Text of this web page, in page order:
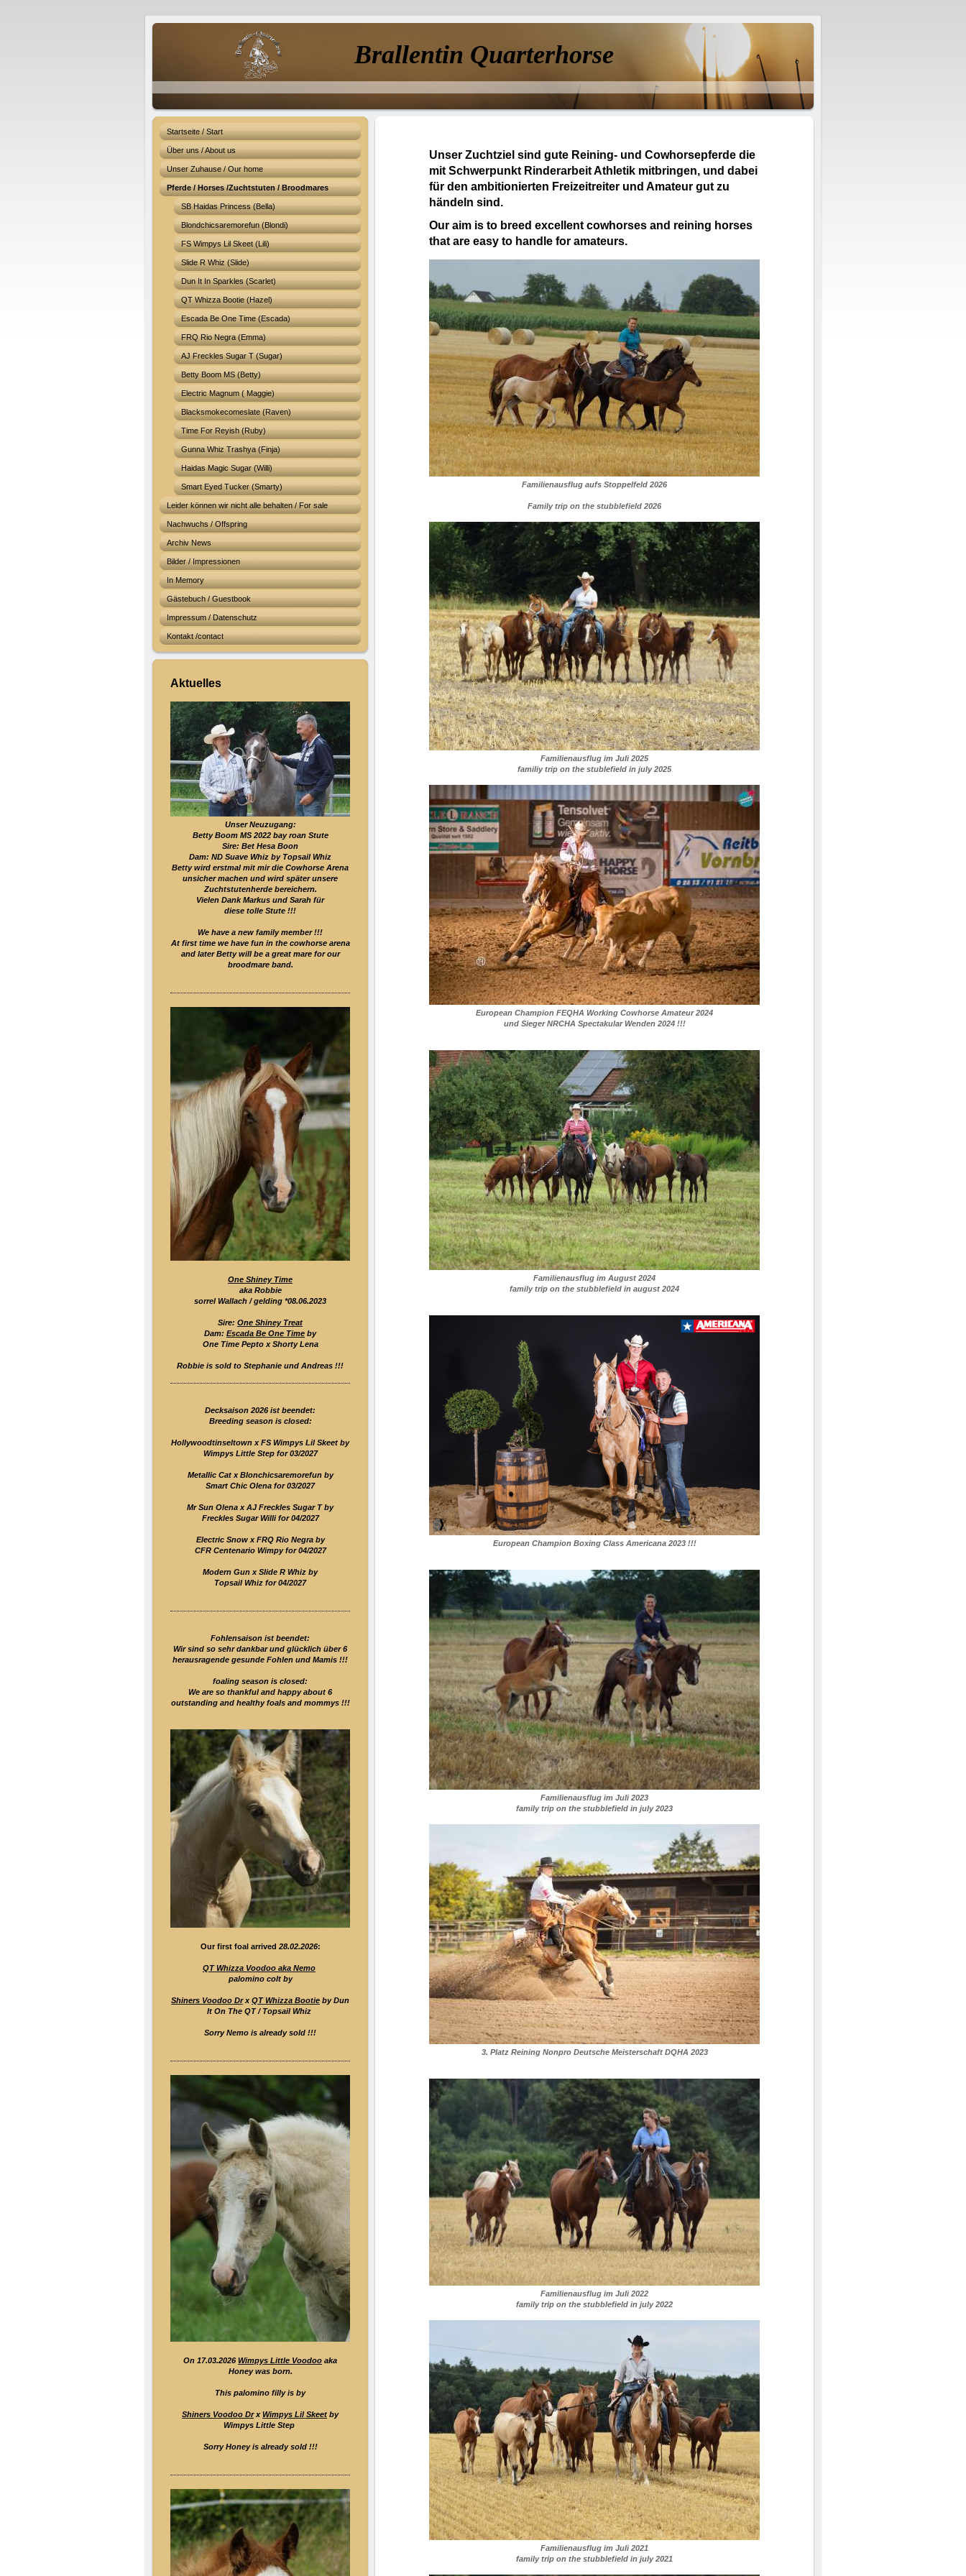
Brallentin Quarterhorse
Startseite / Start
Über uns / About us
Unser Zuhause / Our home
Pferde / Horses /Zuchtstuten / Broodmares
SB Haidas Princess (Bella)
Blondchicsaremorefun (Blondi)
FS Wimpys Lil Skeet (Lili)
Slide R Whiz (Slide)
Dun It In Sparkles (Scarlet)
QT Whizza Bootie (Hazel)
Escada Be One Time (Escada)
FRQ Rio Negra (Emma)
AJ Freckles Sugar T (Sugar)
Betty Boom MS (Betty)
Electric Magnum ( Maggie)
Blacksmokecomeslate (Raven)
Time For Reyish (Ruby)
Gunna Whiz Trashya (Finja)
Haidas Magic Sugar (Willi)
Smart Eyed Tucker (Smarty)
Leider können wir nicht alle behalten / For sale
Nachwuchs / Offspring
Archiv News
Bilder / Impressionen
In Memory
Gästebuch / Guestbook
Impressum / Datenschutz
Kontakt /contact
Aktuelles
Unser Neuzugang:
Betty Boom MS 2022 bay roan Stute
Sire: Bet Hesa Boon
Dam: ND Suave Whiz by Topsail Whiz
Betty wird erstmal mit mir die Cowhorse Arena
unsicher machen und wird später unsere
Zuchtstutenherde bereichern.
Vielen Dank Markus und Sarah für
diese tolle Stute !!!
We have a new family member !!!
At first time we have fun in the cowhorse arena
and later Betty will be a great mare for our
broodmare band.
One Shiney Time
aka Robbie
sorrel Wallach / gelding *08.06.2023
Sire: One Shiney Treat
Dam: Escada Be One Time by
One Time Pepto x Shorty Lena
Robbie is sold to Stephanie und Andreas !!!
Decksaison 2026 ist beendet:
Breeding season is closed:
Hollywoodtinseltown x FS Wimpys Lil Skeet by
Wimpys Little Step for 03/2027
Metallic Cat x Blonchicsaremorefun by
Smart Chic Olena for 03/2027
Mr Sun Olena x AJ Freckles Sugar T by
Freckles Sugar Willi for 04/2027
Electric Snow x FRQ Rio Negra by
CFR Centenario Wimpy for 04/2027
Modern Gun x Slide R Whiz by
Topsail Whiz for 04/2027
Fohlensaison ist beendet:
Wir sind so sehr dankbar und glücklich über 6
herausragende gesunde Fohlen und Mamis !!!
foaling season is closed:
We are so thankful and happy about 6
outstanding and healthy foals and mommys !!!
Our first foal arrived 28.02.2026:
QT Whizza Voodoo aka Nemo
palomino colt by
Shiners Voodoo DrxQT Whizza Bootie by Dun
It On The QT / Topsail Whiz
Sorry Nemo is already sold !!!
On 17.03.2026 Wimpys Little Voodoo aka
Honey was born.
This palomino filly is by
Shiners Voodoo DrxWimpys Lil Skeet by
Wimpys Little Step
Sorry Honey is already sold !!!
Unser Zuchtziel sind gute Reining- und Cowhorsepferde die
mit Schwerpunkt Rinderarbeit Athletik mitbringen, und dabei
für den ambitionierten Freizeitreiter und Amateur gut zu
händeln sind.
Our aim is to breed excellent cowhorses and reining horses
that are easy to handle for amateurs.
Familienausflug aufs Stoppelfeld 2026
Family trip on the stubblefield 2026
Familienausflug im Juli 2025
familiy trip on the stublefield in july 2025
European Champion FEQHA Working Cowhorse Amateur 2024
und Sieger NRCHA Spectakular Wenden 2024 !!!
Familienausflug im August 2024
family trip on the stubblefield in august 2024
European Champion Boxing Class Americana 2023 !!!
Familienausflug im Juli 2023
family trip on the stubblefield in july 2023
3. Platz Reining Nonpro Deutsche Meisterschaft DQHA 2023
Familienausflug im Juli 2022
family trip on the stubblefield in july 2022
Familienausflug im Juli 2021
family trip on the stubblefield in july 2021